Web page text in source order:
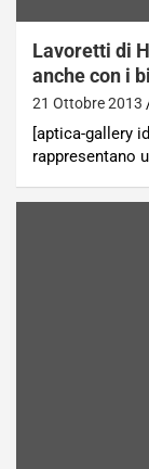
Lavoretti di
anche con i
21 Ottobre 2013
[aptica-gallery
rappresentano